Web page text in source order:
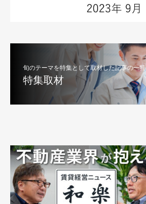
旬のテーマを特集として取材した記事の一覧
特集取材